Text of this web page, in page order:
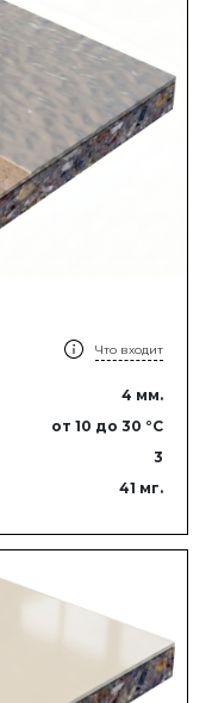
Что входит
4 мм.
от 10 до 30 °C
3
41 мг.